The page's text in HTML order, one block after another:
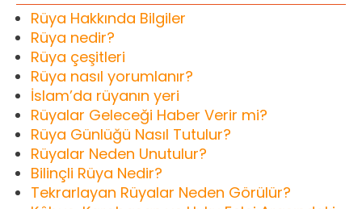
Rüya Hakkında Bilgiler
Rüya nedir?
Rüya çeşitleri
Rüya nasıl yorumlanır?
İslam’da rüyanın yeri
Rüyalar Geleceği Haber Verir mi?
Rüya Günlüğü Nasıl Tutulur?
Rüyalar Neden Unutulur?
Bilinçli Rüya Nedir?
Tekrarlayan Rüyalar Neden Görülür?